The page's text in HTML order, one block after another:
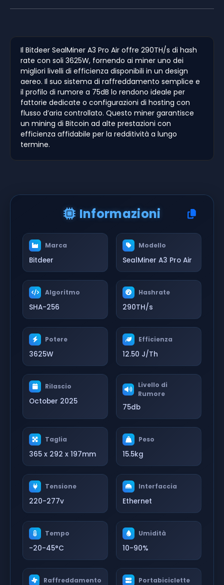
Il Bitdeer SealMiner A3 Pro Air offre 290TH/s di hash
rate con soli 3625W, fornendo ai miner uno dei
migliori livelli di efficienza disponibili in un design
aereo. Il suo sistema di raffreddamento semplice e
il profilo di rumore a 75dB lo rendono ideale per
fattorie dedicate o configurazioni di hosting con
flusso d’aria controllato. Questo miner garantisce
un mining di Bitcoin ad alte prestazioni con
efficienza affidabile per la redditività a lungo
termine.
Informazioni
Marca
Bitdeer
Modello
SealMiner A3 Pro Air
Algoritmo
SHA-256
Hashrate
290TH/s
Potere
3625W
Efficienza
12.50 J/Th
Rilascio
October 2025
Livello di
Rumore
75db
Taglia
365 x 292 x 197mm
Peso
15.5kg
Tensione
220-277v
Interfaccia
Ethernet
Tempo
-20-45°C
Umidità
10-90%
Raffreddamento Portabiciclette